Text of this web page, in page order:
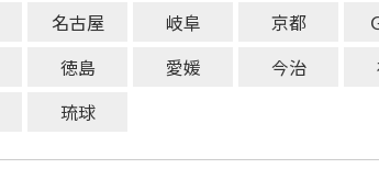
名古屋 岐阜 京都
徳島 愛媛 今治
琉球